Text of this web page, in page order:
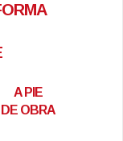
A PIE
DE OBRA